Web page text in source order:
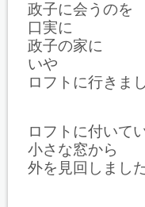
政子に会うのを
口実に
政子の家に
いや
ロフトに行きま
ロフトに付いて
小さな窓から
外を見回しました